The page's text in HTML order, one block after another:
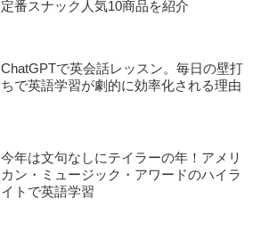
定番スナック人気10商品を紹介
ChatGPTで英会話レッスン。毎日の壁打
ちで英語学習が劇的に効率化される理由
今年は文句なしにテイラーの年！アメリ
カン・ミュージック・アワードのハイラ
イトで英語学習